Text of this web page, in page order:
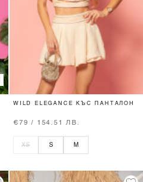
WILD ELEGANCE КЪС ПАНТАЛОН
€79 / 154.51 ЛВ.
XS S M